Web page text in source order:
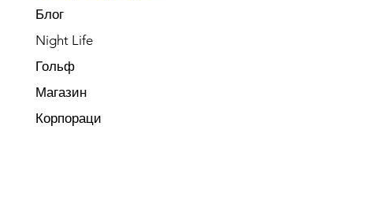
Блог
Night Life
Гольф
Магазин
Корпораци